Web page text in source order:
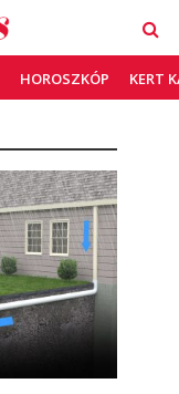
HOROSZKÓP KERT